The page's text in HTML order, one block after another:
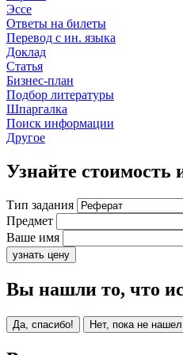
Эссе
Ответы на билеты
Перевод с ин. языка
Доклад
Статья
Бизнес-план
Подбор литературы
Шпаргалка
Поиск информации
Другое
Узнайте стоимость
Тип задания
Предмет
Ваше имя
узнать цену
Вы нашли то, что
Да, спасибо! Нет, пока не нашел